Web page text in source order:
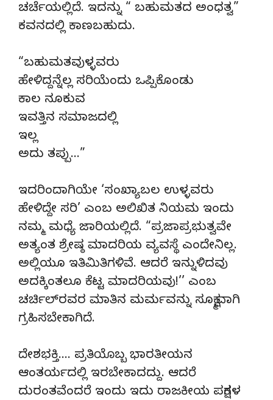
ಚರ್ಚೆಯಲ್ಲಿದೆ. ಇದನ್ನು “ ಬಹುಮತದ ಅಂಧತ್ವ”
ಕವನದಲ್ಲಿ ಕಾಣಬಹುದು.
“ಬಹುಮತವುಳ್ಳವರು
ಹೇಳಿದ್ದನ್ನೆಲ್ಲ ಸರಿಯೆಂದು ಒಪ್ಪಿಕೊಂಡು
ಕಾಲ ನೂಕುವ
ಇವತ್ತಿನ ಸಮಾಜದಲ್ಲಿ
ಇಲ್ಲ
ಅದು ತಪ್ಪು…”
ಇದರಿಂದಾಗಿಯೇ ‘ಸಂಖ್ಯಾಬಲ ಉಳ್ಳವರು
ಹೇಳಿದ್ದೇ ಸರಿ’ ಎಂಬ ಅಲಿಖಿತ ನಿಯಮ ಇಂದು
ನಮ್ಮ ಮಧ್ಯೆ ಜಾರಿಯಲ್ಲಿದೆ. “ಪ್ರಜಾಪ್ರಭುತ್ವವೇ
ಅತ್ಯಂತ ಶ್ರೇಷ್ಠ ಮಾದರಿಯ ವ್ಯವಸ್ಥೆ ಎಂದೇನಿಲ್ಲ.
ಅಲ್ಲಿಯೂ ಇತಿಮಿತಿಗಳಿವೆ. ಆದರೆ ಇನ್ನುಳಿದವು
ಅದಕ್ಕಿಂತಲೂ ಕೆಟ್ಟ ಮಾದರಿಯವು!’’ ಎಂಬ
ಚರ್ಚಿಲ್‍ರವರ ಮಾತಿನ ಮರ್ಮವನ್ನು ಸೂಕ್ಷ್ಮವಾಗಿ
ಗ್ರಹಿಸಬೇಕಾಗಿದೆ.
ದೇಶಭಕ್ತಿ…. ಪ್ರತಿಯೊಬ್ಬ ಭಾರತೀಯನ
ಆಂತರ್ಯದಲ್ಲಿ ಇರಬೇಕಾದದ್ದು. ಆದರೆ
ದುರಂತವೆಂದರೆ ಇಂದು ಇದು ರಾಜಕೀಯ ಪಕ್ಷಗಳ